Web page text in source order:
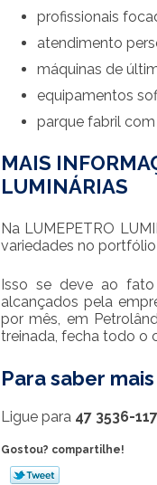
profissionais
atendimento
máquinas de
equipamentos
parque fabril
MAIS
LUMINÁRIAS
Na LUMEPETRO
variedades no
Isso se deve ao fato
alcançados pela
por mês, em
treinada, fecha todo o
Para saber
Ligue para 47 3536-
Gostou? compartilhe!